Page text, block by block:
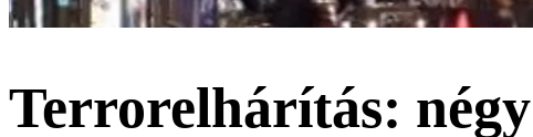
Terrorelhárítás: